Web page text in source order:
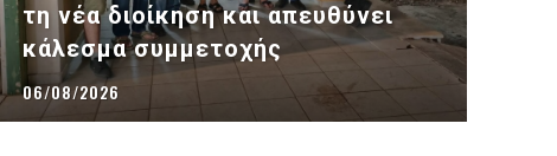
τη νέα διοίκηση και απευθύνει
κάλεσμα συμμετοχής
06/08/2026